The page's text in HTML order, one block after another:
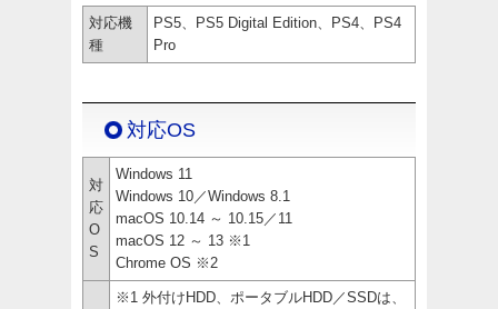
対応機
種
PS5、PS5 Digital Edition、PS4、PS4
Pro
対応OS
対
応
O
S
Windows 11
Windows 10／Windows 8.1
macOS 10.14 ～ 10.15／11
macOS 12 ～ 13 ※1
Chrome OS ※2
※1 外付けHDD、ポータブルHDD／SSDは、